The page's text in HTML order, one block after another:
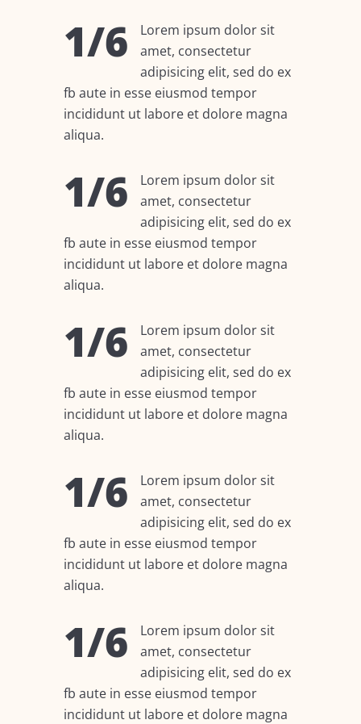
1/6
Lorem ipsum dolor sit
amet, consectetur
adipisicing elit, sed do ex
fb aute in esse eiusmod tempor
incididunt ut labore et dolore magna
aliqua.
1/6
Lorem ipsum dolor sit
amet, consectetur
adipisicing elit, sed do ex
fb aute in esse eiusmod tempor
incididunt ut labore et dolore magna
aliqua.
1/6
Lorem ipsum dolor sit
amet, consectetur
adipisicing elit, sed do ex
fb aute in esse eiusmod tempor
incididunt ut labore et dolore magna
aliqua.
1/6
Lorem ipsum dolor sit
amet, consectetur
adipisicing elit, sed do ex
fb aute in esse eiusmod tempor
incididunt ut labore et dolore magna
aliqua.
1/6
Lorem ipsum dolor sit
amet, consectetur
adipisicing elit, sed do ex
fb aute in esse eiusmod tempor
incididunt ut labore et dolore magna